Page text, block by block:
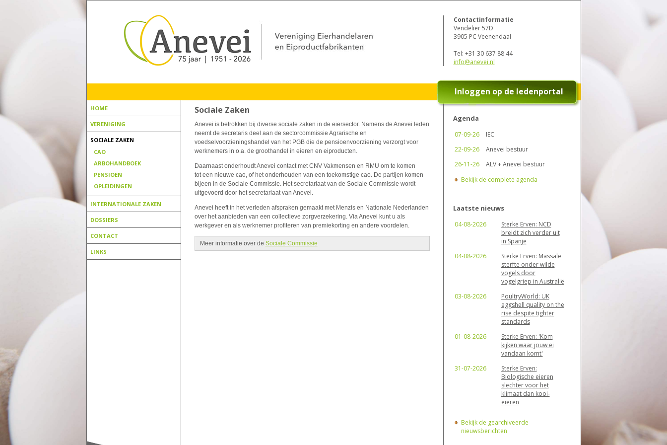
Contactinformatie
Vendelier 57D
3905 PC Veenendaal
Tel: +31 30 637 88 44
info@anevei.nl
HOME
VERENIGING
SOCIALE ZAKEN
CAO
ARBOHANDBOEK
PENSIOEN
OPLEIDINGEN
INTERNATIONALE ZAKEN
DOSSIERS
CONTACT
LINKS
Sociale Zaken
Anevei is betrokken bij diverse sociale zaken in de eiersector. Namens de Anevei leden
neemt de secretaris deel aan de sectorcommissie Agrarische en
voedselvoorzieningshandel van het PGB die de pensioenvoorziening verzorgt voor
werknemers in o.a. de groothandel in eieren en eiproducten.
Daarnaast onderhoudt Anevei contact met CNV Vakmensen en RMU om te komen
tot een nieuwe cao, of het onderhouden van een toekomstige cao. De partijen komen
bijeen in de Sociale Commissie. Het secretariaat van de Sociale Commissie wordt
uitgevoerd door het secretariaat van Anevei.
Anevei heeft in het verleden afspraken gemaakt met Menzis en Nationale Nederlanden
over het aanbieden van een collectieve zorgverzekering. Via Anevei kunt u als
werkgever en als werknemer profiteren van premiekorting en andere voordelen.
Meer informatie over de Sociale Commissie
Agenda
07-09-26
IEC
22-09-26
Anevei bestuur
26-11-26
ALV + Anevei bestuur
Bekijk de complete agenda
Laatste nieuws
04-08-2026
Sterke Erven: NCD
breidt zich verder uit
in Spanje
04-08-2026
Sterke Erven: Massale
sterfte onder wilde
vogels door
vogelgriep in Australië
03-08-2026
PoultryWorld: UK
eggshell quality on the
rise despite tighter
standards
01-08-2026
Sterke Erven: 'Kom
kijken waar jouw ei
vandaan komt'
31-07-2026
Sterke Erven:
Biologische eieren
slechter voor het
klimaat dan kooi-
eieren
Bekijk de gearchiveerde
nieuwsberichten
Inloggen op de ledenportal